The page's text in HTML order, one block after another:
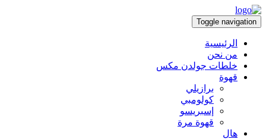
Toggle navigation
الرئيسية
من نحن
خلطات جولدن مكس
قهوة
برازيلي
كولومبي
إسبريسو
قهوة مرة
هال